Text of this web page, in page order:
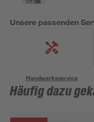
Unsere passenden
Handwerksservice
Häufig dazu